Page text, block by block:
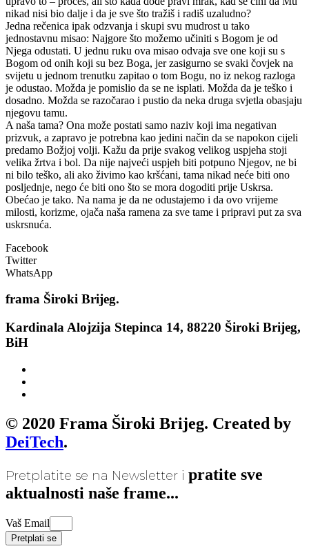
nikad nisi bio dalje i da je sve što tražiš i radiš uzaludno?
Jedna rečenica ipak odzvanja i skupi svu mudrost u tako
jednostavnu misao: Najgore što možemo učiniti s Bogom je od
Njega odustati. U jednu ruku ova misao odvaja sve one koji su s
Bogom od onih koji su bez Boga, jer zasigurno se svaki čovjek na
svijetu u jednom trenutku zapitao o tom Bogu, no iz nekog razloga
je odustao. Možda je pomislio da se ne isplati. Možda da je teško i
dosadno. Možda se razočarao i pustio da neka druga svjetla obasjaju
njegovu tamu.
A naša tama? Ona može postati samo naziv koji ima negativan
prizvuk, a zapravo je potrebna kao jedini način da se napokon cijeli
predamo Božjoj volji. Kažu da prije svakog velikog uspjeha stoji
velika žrtva i bol. Da nije najveći uspjeh biti potpuno Njegov, ne bi
ni bilo teško, ali ako živimo kao kršćani, tama nikad neće biti ono
posljednje, nego će biti ono što se mora dogoditi prije Uskrsa.
Obećao je tako. Na nama je da ne odustajemo i da ovo vrijeme
milosti, korizme, ojača naša ramena za sve tame i pripravi put za sva
uskrsnuća.
Facebook
Twitter
WhatsApp
frama Široki Brijeg.
Kardinala Alojzija Stepinca 14, 88220 Široki Brijeg,
BiH
© 2020 Frama Široki Brijeg. Created by
DeiTech.
Pretplatite se na Newsletter i pratite sve
aktualnosti naše frame...
Vaš Email
Pretplati se